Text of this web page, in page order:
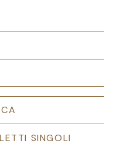
SINGOLI